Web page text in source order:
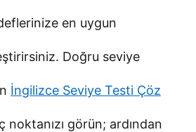
en uygun
Doğru seviye
İngilizce Seviye Testi Çöz
noktanızı görün; ardından